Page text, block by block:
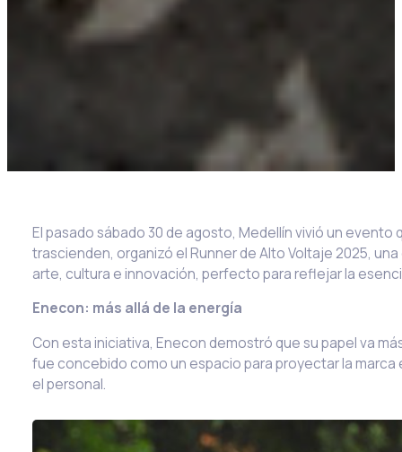
El pasado sábado 30 de agosto, Medellín vivió un
trascienden, organizó el Runner de Alto Voltaje 2025,
arte, cultura e innovación, perfecto para reflejar la
Enecon: más allá de la energía
Con esta iniciativa, Enecon demostró que su papel va
fue concebido como un espacio para proyectar la
el personal.